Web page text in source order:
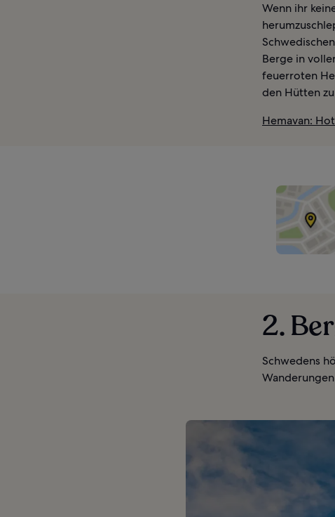
Wenn ihr
Berge in
feuerroten
den Hütten
Hemavan:
2.
Schwedens
Wanderungen